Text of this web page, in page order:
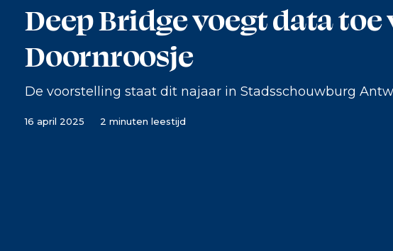
Deep Bridge voegt data
Doornroosje
De voorstelling staat dit najaar in Stadsschouwburg
16 april 2025 2 minuten leestijd